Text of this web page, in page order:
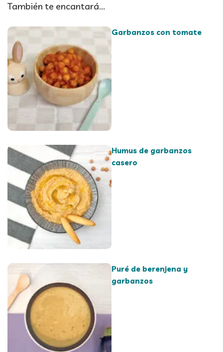
También te encantará...
Garbanzos con tomate
Humus de garbanzos
casero
Puré de berenjena y
garbanzos